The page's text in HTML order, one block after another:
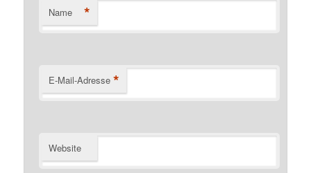
Name *
E-Mail-Adresse *
Website